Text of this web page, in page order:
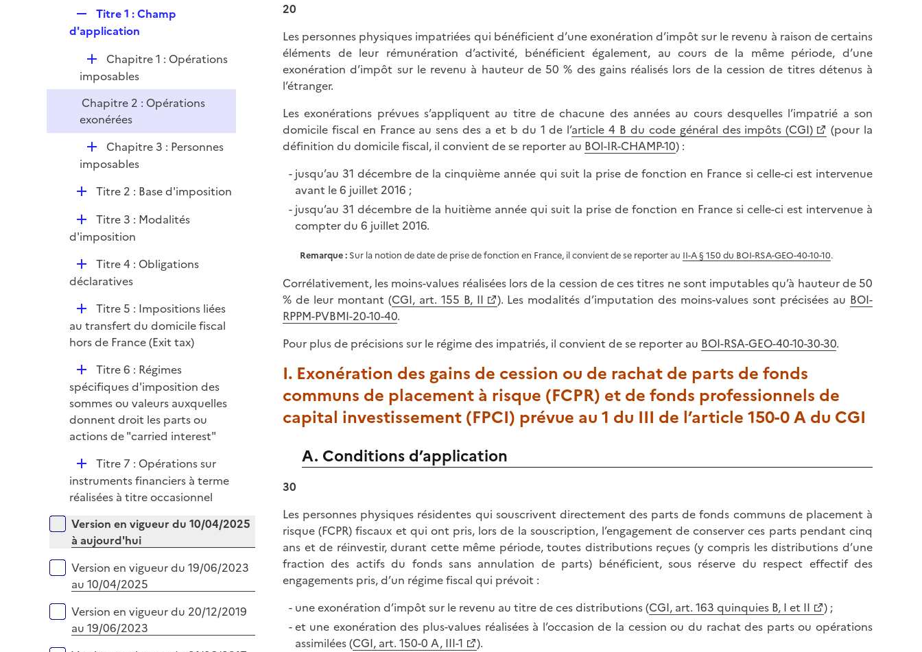
l
i e
l
i
e
r
Titre 1 : Champ
d'application
D
é
p
l
i
Chapitre 1 : Opérations
imposables
Chapitre 2 : Opérations
exonérées
D
é
l
i
e
r
Chapitre 3 : Personnes
imposables
D
l
e
r
Titre 2 : Base d'imposition
D
é
i
Titre 3 : Modalités
d'imposition
D
é
i
e
Titre 4 : Obligations
déclaratives
D
é
p
e
r
Titre 5 : Impositions liées
au transfert du domicile fiscal
hors de France (Exit tax)
D
é
p
l
i
Titre 6 : Régimes
spécifiques d'imposition des
sommes ou valeurs auxquelles
donnent droit les parts ou
actions de "carried interest"
D
é
p
i
e
Titre 7 : Opérations sur
instruments financiers à terme
réalisées à titre occasionnel
Versions sur la période
Version en vigueur du 10/04/2025
à aujourd'hui
Version en vigueur du 19/06/2023
au 10/04/2025
Version en vigueur du 20/12/2019
au 19/06/2023
20
Les personnes physiques impatriées qui bénéficient d’une exonération d’impôt sur le revenu à raison de certains
éléments de leur rémunération d’activité, bénéficient également, au cours de la même période, d’une
exonération d’impôt sur le revenu à hauteur de 50 % des gains réalisés lors de la cession de titres détenus à
l’étranger.
Les exonérations prévues s’appliquent au titre de chacune des années au cours desquelles l’impatrié a son
domicile fiscal en France au sens des a et b du 1 de l’article 4 B du code général des impôts (CGI)
(pour la
définition du domicile fiscal, il convient de se reporter au BOI-IR-CHAMP-10) :
jusqu’au 31 décembre de la cinquième année qui suit la prise de fonction en France si celle-ci est intervenue
avant le 6 juillet 2016 ;
jusqu’au 31 décembre de la huitième année qui suit la prise de fonction en France si celle-ci est intervenue à
compter du 6 juillet 2016.
Remarque: Sur la notion de date de prise de fonction en France, il convient de se reporter au II-A § 150 du BOI-RSA-GEO-40-10-10.
Corrélativement, les moins-values réalisées lors de la cession de ces titres ne sont imputables qu’à hauteur de 50
% de leur montant (CGI, art. 155 B, II ). Les modalités d’imputation des moins-values sont précisées au BOI-
RPPM-PVBMI-20-10-40.
Pour plus de précisions sur le régime des impatriés, il convient de se reporter au BOI-RSA-GEO-40-10-30-30.
I. Exonération des gains de cession ou de rachat de parts de fonds
communs de placement à risque (FCPR) et de fonds professionnels de
capital investissement (FPCI) prévue au 1 du III de l’article 150-0 A du CGI
A. Conditions d’application
30
Les personnes physiques résidentes qui souscrivent directement des parts de fonds communs de placement à
risque (FCPR) fiscaux et qui ont pris, lors de la souscription, l’engagement de conserver ces parts pendant cinq
ans et de réinvestir, durant cette même période, toutes distributions reçues (y compris les distributions d’une
fraction des actifs du fonds sans annulation de parts) bénéficient, sous réserve du respect effectif des
engagements pris, d’un régime fiscal qui prévoit :
une exonération d’impôt sur le revenu au titre de ces distributions (CGI, art. 163 quinquies B, I et II
) ;
et une exonération des plus-values réalisées à l’occasion de la cession ou du rachat des parts ou opérations
assimilées (CGI, art. 150-0 A, III-1
).